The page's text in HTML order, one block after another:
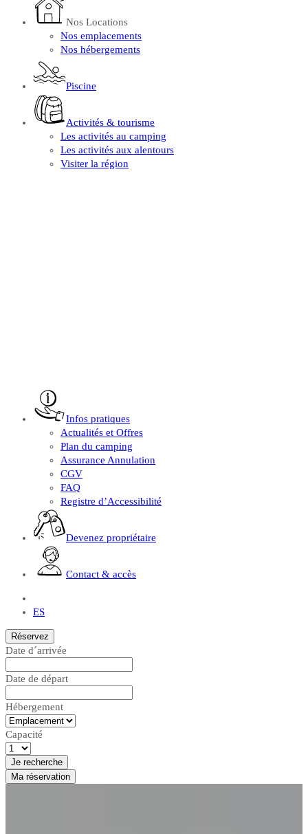
Nos Locations
Nos emplacements
Nos hébergements
Piscine
Activités & tourisme
Les activités au camping
Les activités aux alentours
Visiter la région
Infos pratiques
Actualités et Offres
Plan du camping
Assurance Annulation
CGV
FAQ
Registre d’Accessibilité
Devenez propriétaire
Contact & accès
ES
Réservez
Date d´arrivée
Date de départ
Hébergement
Capacité